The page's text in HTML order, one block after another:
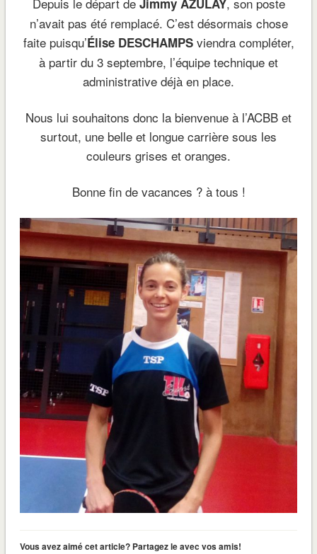
n’avait pas été remplacé. C’est désormais chose
faite puisqu’Élise DESCHAMPSviendra compléter,
à partir du 3 septembre, l’équipe technique et
administrative déjà en place.
Nous lui souhaitons donc la bienvenue à l’ACBB et
surtout, une belle et longue carrière sous les
couleurs grises et oranges.
Bonne fin de vacances ? à tous !
Vous avez aimé cet article? Partagez le avec vos amis!